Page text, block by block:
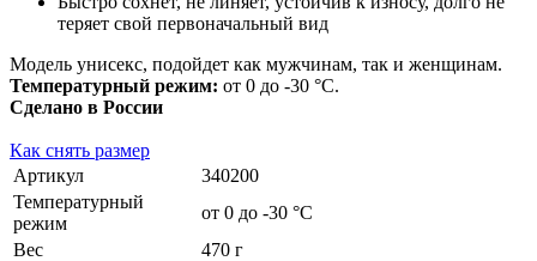
теряет свой первоначальный вид
Модель унисекс, подойдет как мужчинам, так и женщинам.
Температурный режим: от 0 до -30 °С.
Сделано в России
Как снять размер
Артикул
340200
Температурный
режим
от 0 до -30 °С
Вес
470 г